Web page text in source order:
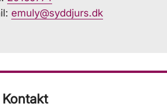
emuly@syddjurs.dk
Kontakt